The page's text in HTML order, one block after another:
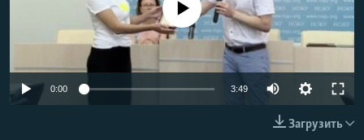
ПОБЕДИТЕЛЕЙ НЕ СУДЯТ?
КРЫМ.НЕПОКОРЕННЫЙ
ELIFBE
УКРАИНСКАЯ ПРОБЛЕМА КРЫМА
ПРИСОЕДИНЯЙТЕСЬ!No media source currently available
0:00 3:49
240p
Загрузить